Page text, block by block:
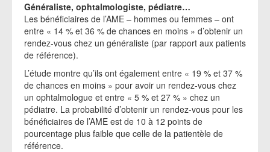
Généraliste, ophtalmologiste, pédiatre…
Les bénéficiaires de l’AME – hommes ou femmes – ont
entre « 14 % et 36 % de chances en moins » d’obtenir un
rendez-vous chez un généraliste (par rapport aux patients
de référence).
L’étude montre qu’ils ont également entre « 19 % et 37 %
de chances en moins » pour avoir un rendez-vous chez
un ophtalmologue et entre « 5 % et 27 % » chez un
pédiatre. La probabilité d’obtenir un rendez-vous pour les
bénéficiaires de l’AME est de 10 à 12 points de
pourcentage plus faible que celle de la patientèle de
référence.